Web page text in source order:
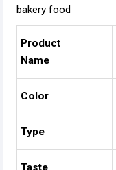
bakery food
Product
Name
Color
Type
Taste